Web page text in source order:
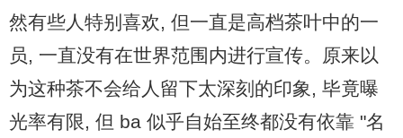
然有些人特别喜欢, 但一直是高档茶叶中的一
员, 一直没有在世界范围内进行宣传。原来以
为这种茶不会给人留下太深刻的印象, 毕竟曝
光率有限, 但 ba 似乎自始至终都没有依靠 "名